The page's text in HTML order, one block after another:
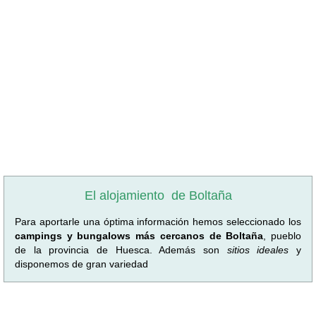
El alojamiento de Boltaña
Para aportarle una óptima información hemos seleccionado los
campings y bungalows más cercanos de Boltaña , pueblo
de la provincia de Huesca. Además son sitios idealesy
disponemos de gran variedad